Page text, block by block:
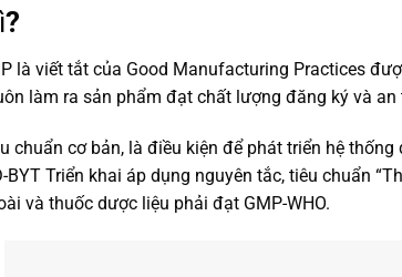
?
là viết tắt của Good Manufacturing Practices
làm ra sản phẩm đạt chất lượng đăng ký và
chuẩn cơ bản, là điều kiện để phát triển hệ
Triển khai áp dụng nguyên tắc, tiêu chuẩn
và thuốc dược liệu phải đạt GMP-WHO.